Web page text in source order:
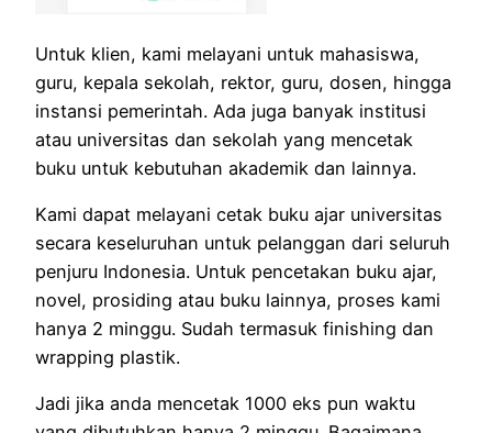
Untuk klien, kami melayani untuk mahasiswa,
guru, kepala sekolah, rektor, guru, dosen, hingga
instansi pemerintah. Ada juga banyak institusi
atau universitas dan sekolah yang mencetak
buku untuk kebutuhan akademik dan lainnya.
Kami dapat melayani cetak buku ajar universitas
secara keseluruhan untuk pelanggan dari seluruh
penjuru Indonesia. Untuk pencetakan buku ajar,
novel, prosiding atau buku lainnya, proses kami
hanya 2 minggu. Sudah termasuk finishing dan
wrapping plastik.
Jadi jika anda mencetak 1000 eks pun waktu